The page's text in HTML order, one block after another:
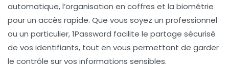
automatique, l’organisation en coffres et la biométrie
pour un accès rapide. Que vous soyez un professionnel
ou un particulier, 1Password facilite le partage sécurisé
de vos identifiants, tout en vous permettant de garder
le contrôle sur vos informations sensibles.